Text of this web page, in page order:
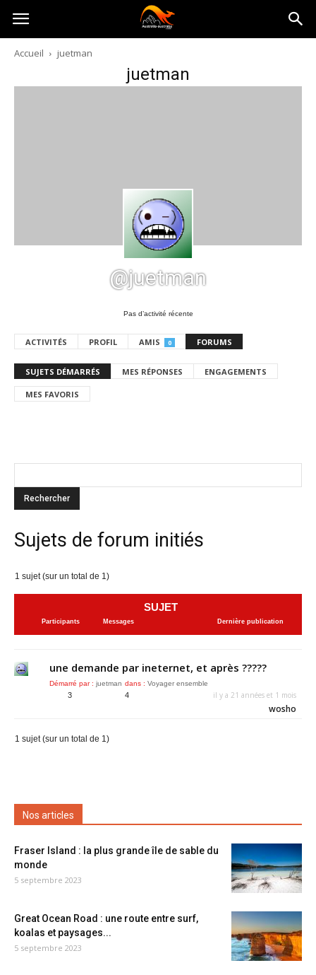
Australia-
australie.com
Accueil juetman
juetman
@juetman
Pas d’activité récente
ACTIVITÉS PROFIL AMIS 0 FORUMS
SUJETS DÉMARRÉS MES RÉPONSES ENGAGEMENTS
MES FAVORIS
Sujets de forum initiés
1 sujet (sur un total de 1)
SUJET
Participants Messages Dernière publication
une demande par ineternet, et après ?????
Démarré par : juetman dans : Voyager ensemble
3 4 il y a 21 années et 1 mois
wosho
1 sujet (sur un total de 1)
Nos articles
Fraser Island : la plus grande île de sable du
monde
5 septembre 2023
Great Ocean Road : une route entre surf,
koalas et paysages...
5 septembre 2023